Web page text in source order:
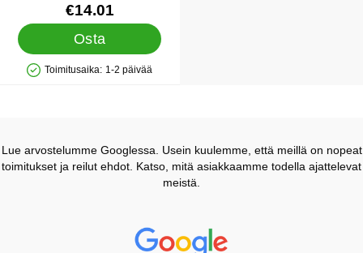
Tuote.nro 6646€14.01
Osta
Saatavuus: Varastossa
Toimitusaika: 1-2 päivää
Lue arvostelumme Googlessa. Usein kuulemme, että meillä on nopeat
toimitukset ja reilut ehdot. Katso, mitä asiakkaamme todella ajattelevat
meistä.
Prisjakt Arvostelu: 4.7 Tähdet